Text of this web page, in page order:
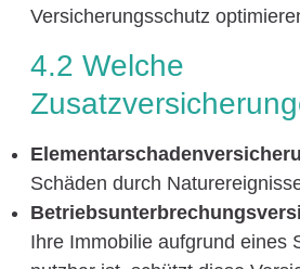
Versicherungsschutz
4.2 Welche
Schäden durch
Ihre Immobilie aufgrund eines